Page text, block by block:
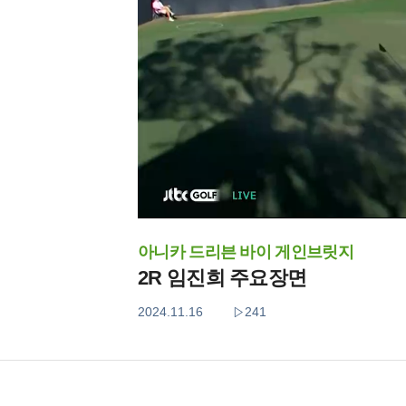
아니카 드리븐 바이 게인브릿지
2R 임진희 주요장면
2024.11.16 241